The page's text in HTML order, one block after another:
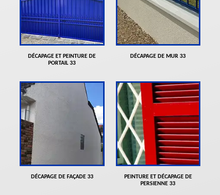
DÉCAPAGE ET PEINTURE DE
PORTAIL 33
DÉCAPAGE DE MUR 33
DÉCAPAGE DE FAÇADE 33
PEINTURE ET DÉCAPAGE DE
PERSIENNE 33